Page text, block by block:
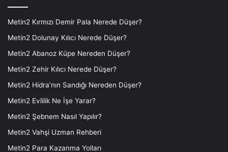
Metin2 Kırmızı Demir Pala Nerede Düşer?
Metin2 Dolunay Kılıcı Nerede Düşer?
Metin2 Abanoz Küpe Nereden Düşer?
Metin2 Zehir Kılıcı Nerede Düşer?
Metin2 Hidra’nın Sandığı Nereden Düşer?
Metin2 Evlilik Ne İşe Yarar?
Metin2 Şebnem Nasıl Yapılır?
Metin2 Vahşi Uzman Rehberi
Metin2 Para Kazanma Yolları